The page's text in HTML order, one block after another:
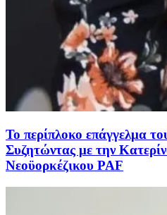
Το περίπλοκο επάγγελμα
Συζητώντας με την
Νεοϋορκέζικου PAF